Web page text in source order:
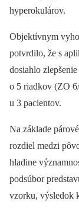
hyperokulárov.
Objektívnym
potvrdilo, že s
dosiahlo
o 5 riadkov (ZO
u 3 pacientov.
Na základe
rozdiel medzi
hladine
podsúbor
vzorku, výsledok